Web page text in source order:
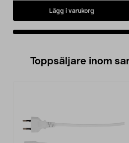
Lägg i varukorg
Toppsäljare inom